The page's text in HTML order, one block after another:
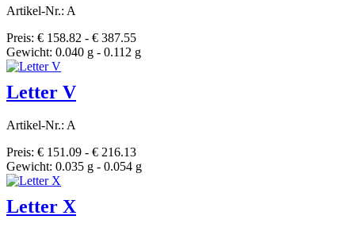
Artikel-Nr.: A
Preis: € 158.82 - € 387.55
Gewicht: 0.040 g - 0.112 g
Letter V
Artikel-Nr.: A
Preis: € 151.09 - € 216.13
Gewicht: 0.035 g - 0.054 g
Letter X